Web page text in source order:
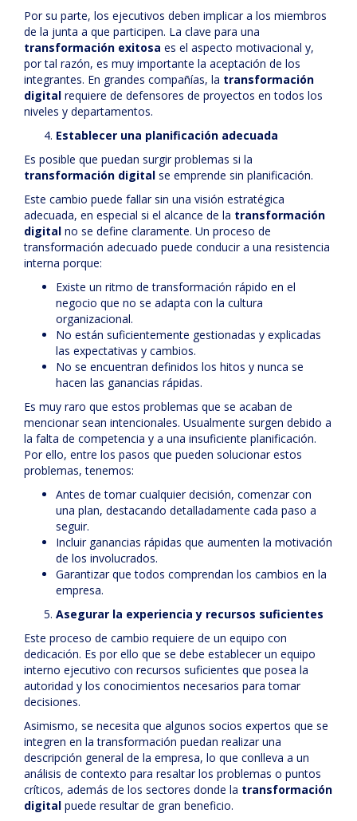
Por su parte, los ejecutivos deben implicar a los miembros
de la junta a que participen. La clave para una
transformación exitosa es el aspecto motivacional y,
por tal razón, es muy importante la aceptación de los
integrantes. En grandes compañías, la transformación
digital requiere de defensores de proyectos en todos los
niveles y departamentos.
Establecer una planificación adecuada
Es posible que puedan surgir problemas si la
transformación digital se emprende sin planificación.
Este cambio puede fallar sin una visión estratégica
adecuada, en especial si el alcance de la transformación
digital no se define claramente. Un proceso de
transformación adecuado puede conducir a una resistencia
interna porque:
Existe un ritmo de transformación rápido en el
negocio que no se adapta con la cultura
organizacional.
No están suficientemente gestionadas y explicadas
las expectativas y cambios.
No se encuentran definidos los hitos y nunca se
hacen las ganancias rápidas.
Es muy raro que estos problemas que se acaban de
mencionar sean intencionales. Usualmente surgen debido a
la falta de competencia y a una insuficiente planificación.
Por ello, entre los pasos que pueden solucionar estos
problemas, tenemos:
Antes de tomar cualquier decisión, comenzar con
una plan, destacando detalladamente cada paso a
seguir.
Incluir ganancias rápidas que aumenten la motivación
de los involucrados.
Garantizar que todos comprendan los cambios en la
empresa.
Asegurar la experiencia y recursos suficientes
Este proceso de cambio requiere de un equipo con
dedicación. Es por ello que se debe establecer un equipo
interno ejecutivo con recursos suficientes que posea la
autoridad y los conocimientos necesarios para tomar
decisiones.
Asimismo, se necesita que algunos socios expertos que se
integren en la transformación puedan realizar una
descripción general de la empresa, lo que conlleva a un
análisis de contexto para resaltar los problemas o puntos
críticos, además de los sectores donde la transformación
digital puede resultar de gran beneficio.